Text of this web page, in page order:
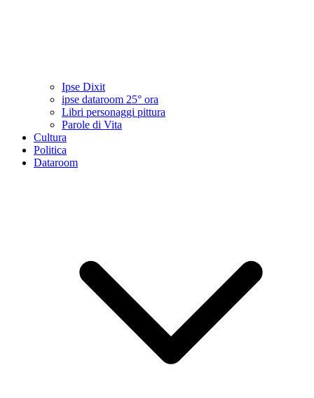
Ipse Dixit
ipse dataroom 25° ora
Libri personaggi pittura
Parole di Vita
Cultura
Politica
Dataroom